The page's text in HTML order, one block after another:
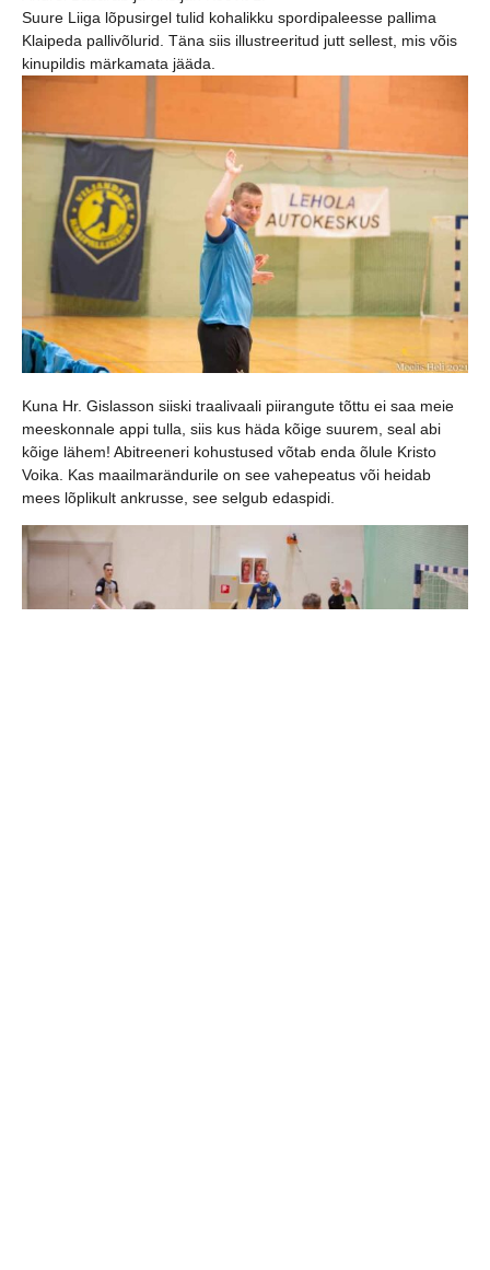
Suure Liiga lõpusirgel tulid kohalikku spordipaleesse pallima
Klaipeda pallivõlurid. Täna siis illustreeritud jutt sellest, mis võis
kinupildis märkamata jääda.
Kuna Hr. Gislasson siiski traalivaali piirangute tõttu ei saa meie
meeskonnale appi tulla, siis kus häda kõige suurem, seal abi
kõige lähem! Abitreeneri kohustused võtab enda õlule Kristo
Voika. Kas maailmarändurile on see vahepeatus või heidab
mees lõplikult ankrusse, see selgub edaspidi.